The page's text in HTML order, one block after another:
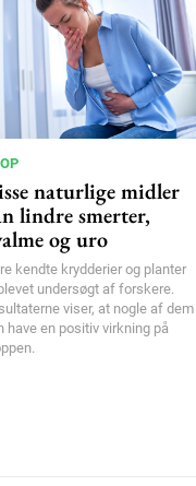
naturlige midler
lindre smerter,
og uro
kendte krydderier og planter
undersøgt af forskere.
viser, at nogle af dem
have en positiv virkning på